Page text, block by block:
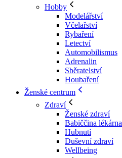
Hobby
Modelářství
Včelařství
Rybaření
Letectví
Automobilismus
Adrenalin
Sběratelství
Houbaření
Ženské centrum
Zdraví
Ženské zdraví
Babiččina lékárna
Hubnutí
Duševní zdraví
Wellbeing